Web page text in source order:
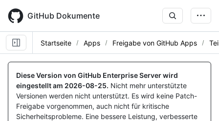
main
content
GitHub Dokumente
Startseite Apps Freigabe von GitHub Apps
Diese Version von GitHub Enterprise Server wird
eingestellt am 2026-08-25. Nicht mehr unterstützte
Versionen werden nicht unterstützt. Es wird keine Patch-
Freigabe vorgenommen, auch nicht für kritische
Sicherheitsprobleme. Eine bessere Leistung, verbesserte